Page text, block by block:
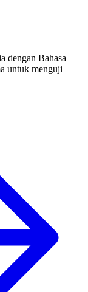
dengan Bahasa
untuk menguji